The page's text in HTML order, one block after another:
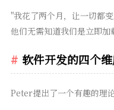
"我花了两个月，让一切都
他们无需知道我们是立即加
软件开发的四个
Peter提出了一个有趣的理论